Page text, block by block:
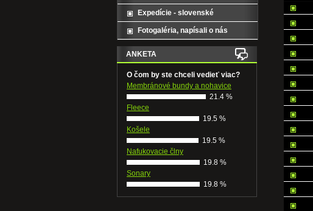
Expedície - slovenské
Fotogaléria, napísali o nás
ANKETA
O čom by ste chceli vedieť viac?
Membránové bundy a nohavice
21.4 %
Fleece
19.5 %
Košele
19.5 %
Nafukovacie člny
19.8 %
Sonary
19.8 %